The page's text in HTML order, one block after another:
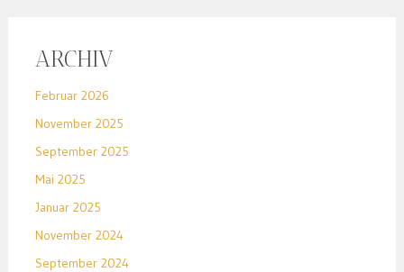
ARCHIV
Februar 2026
November 2025
September 2025
Mai 2025
Januar 2025
November 2024
September 2024